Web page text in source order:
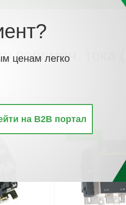
контактор перемен. тока (AC)
перемен. тока
НОВИНКА
ценам легко
на B2B портал